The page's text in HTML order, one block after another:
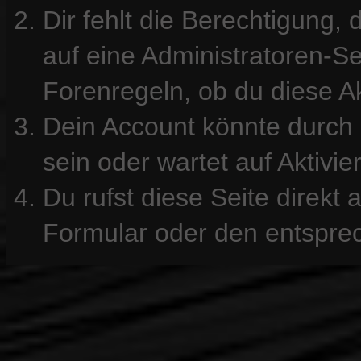
Dir fehlt die Berechtigung,
auf eine Administratoren-
Forenregeln, ob du diese
Dein Account könnte
sein oder wartet auf
Du rufst diese Seite direkt
Formular oder den